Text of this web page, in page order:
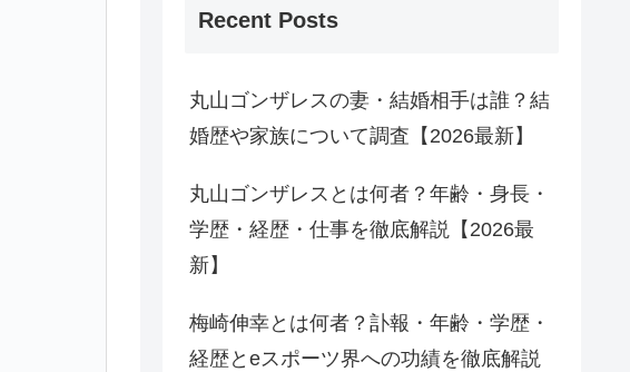
Recent Posts
丸山ゴンザレスの妻・結婚相手は誰？結
婚歴や家族について調査【2026最新】
丸山ゴンザレスとは何者？年齢・身長・
学歴・経歴・仕事を徹底解説【2026最
新】
梅崎伸幸とは何者？訃報・年齢・学歴・
経歴とeスポーツ界への功績を徹底解説